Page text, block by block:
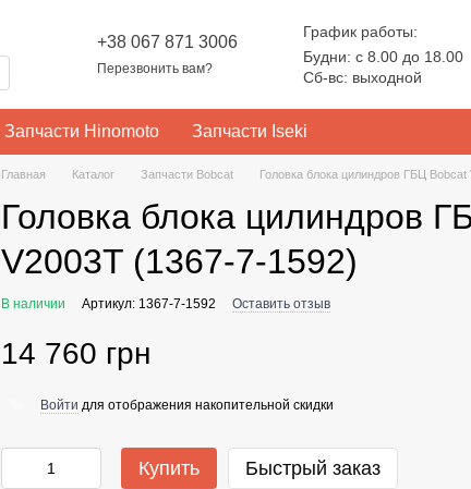
+38 067 871 3006
Перезвонить вам?
График работы:
Будни: с 8.00 до 18.00
Сб-вс: выходной
Запчасти Hinomoto Запчасти Iseki
Главная Каталог Запчасти Bobcat Головка блока цилиндров ГБЦ Bobcat
Головка блока цилиндров
V2003T (1367-7-1592)
В наличии Артикул: 1367-7-1592 Оставить отзыв
14 760 грн
Войти для отображения накопительной скидки
Купить Быстрый заказ